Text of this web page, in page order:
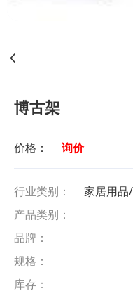
博古架
价格： 询价
行业类别：
家居用品
产品类别：
品牌：
规格：
库存：